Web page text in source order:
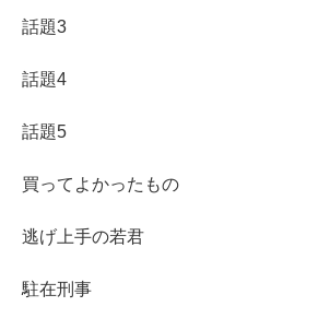
話題3
話題4
話題5
買ってよかったもの
逃げ上手の若君
駐在刑事